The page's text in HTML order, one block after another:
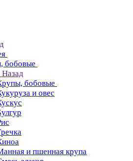
бобовые
Назад
бобовые
и овес
и пшенная крупа